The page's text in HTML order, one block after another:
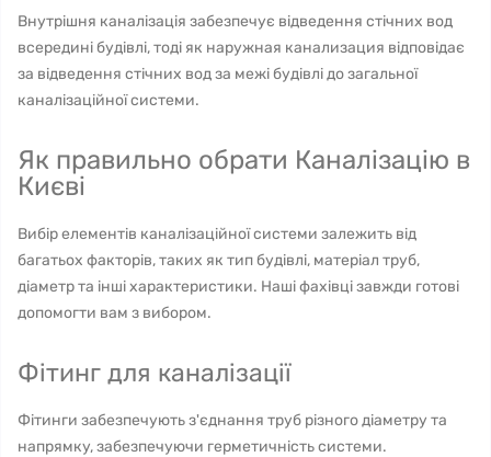
Внутрішня каналізація забезпечує відведення стічних вод
всередині будівлі, тоді як наружная канализация відповідає
за відведення стічних вод за межі будівлі до загальної
каналізаційної системи.
Як правильно обрати Каналізацію в
Києві
Вибір елементів каналізаційної системи залежить від
багатьох факторів, таких як тип будівлі, матеріал труб,
діаметр та інші характеристики. Наші фахівці завжди готові
допомогти вам з вибором.
Фітинг для каналізації
Фітинги забезпечують з'єднання труб різного діаметру та
напрямку, забезпечуючи герметичність системи.